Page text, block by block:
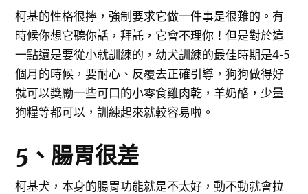
柯基的性格很擰，強制要求它做一件事是很難的。有
時候你想它聽你話，拜託，它會不理你！但是對於這
一點還是要從小就訓練的，幼犬訓練的最佳時期是4-5
個月的時候，要耐心、反覆去正確引導，狗狗做得好
就可以獎勵一些可口的小零食雞肉乾，羊奶酪，少量
狗糧等都可以，訓練起來就較容易啦。
5、腸胃很差
柯基犬，本身的腸胃功能就是不太好，動不動就會拉